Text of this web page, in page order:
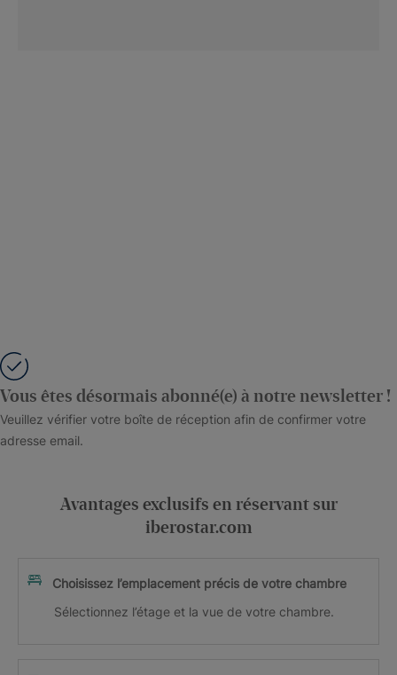
Vous êtes désormais abonné(e) à notre newsletter !
Veuillez vérifier votre boîte de réception afin de confirmer votre
adresse email.
Avantages exclusifs en réservant sur
iberostar.com
Choisissez l’emplacement précis de votre chambre
Sélectionnez l’étage et la vue de votre chambre.